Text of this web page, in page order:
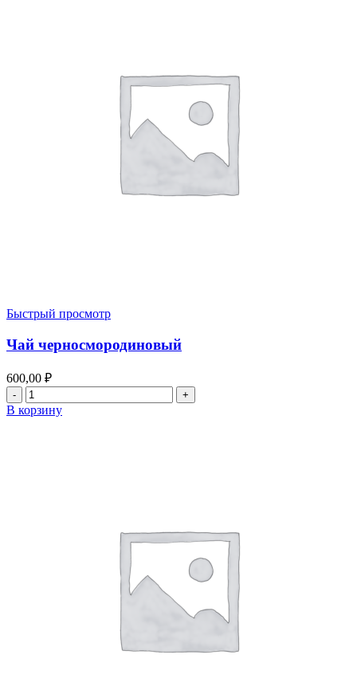
Быстрый просмотр
Чай черносмородиновый
600,00 ₽
Количество
товара
Чай
В корзину